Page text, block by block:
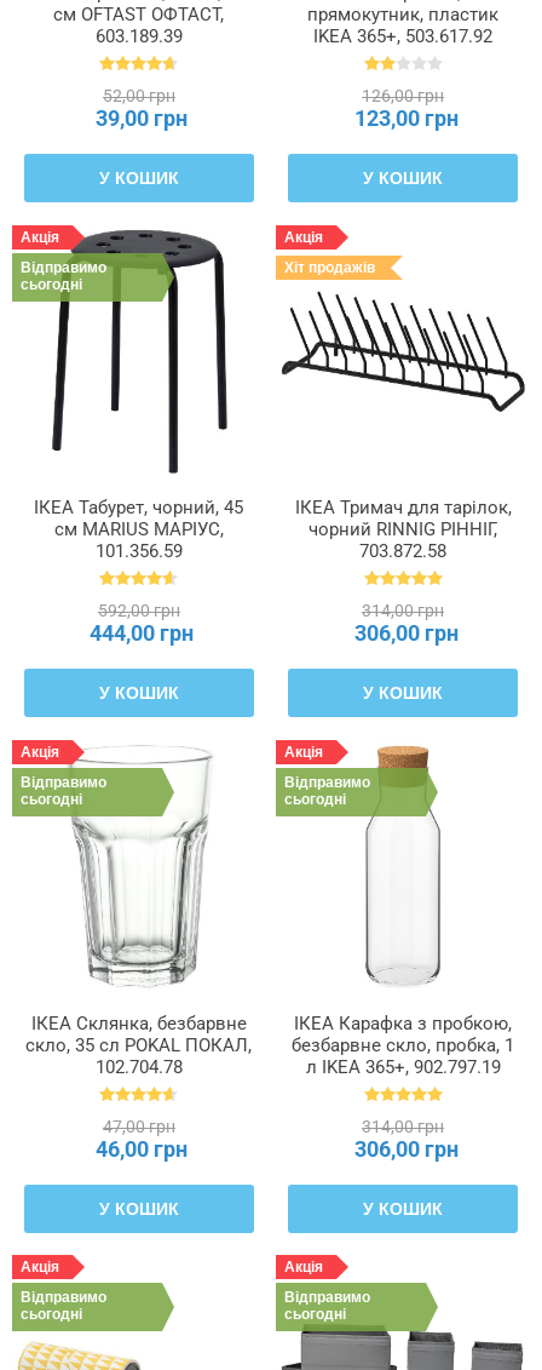
см OFTAST ОФТАСТ,
603.189.39
52,00 грн
39,00 грн
У КОШИК
прямокутник, пластик
IKEA 365+, 503.617.92
126,00 грн
123,00 грн
У КОШИК
Акція
Відправимо
сьогодні
ІКЕА Табурет, чорний, 45
см MARIUS МАРІУС,
101.356.59
592,00 грн
444,00 грн
У КОШИК
Акція
Хіт продажів
ІКЕА Тримач для тарілок,
чорний RINNIG РІННІГ,
703.872.58
314,00 грн
306,00 грн
У КОШИК
Акція
Відправимо
сьогодні
ІКЕА Склянка, безбарвне
скло, 35 сл POKAL ПОКАЛ,
102.704.78
47,00 грн
46,00 грн
У КОШИК
Акція
Відправимо
сьогодні
ІКЕА Карафка з пробкою,
безбарвне скло, пробка, 1
л IKEA 365+, 902.797.19
314,00 грн
306,00 грн
У КОШИК
Акція
Відправимо
сьогодні
Акція
Відправимо
сьогодні